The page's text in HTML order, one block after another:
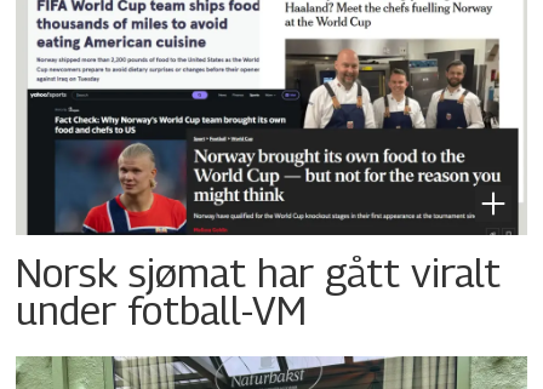
Norsk sjømat har gått viralt
under fotball-VM